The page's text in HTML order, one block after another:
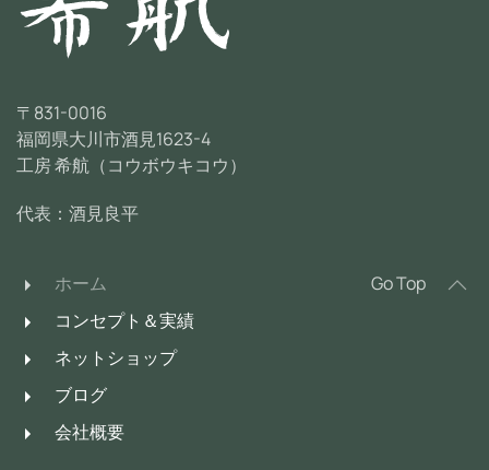
〒831-0016
福岡県大川市酒見1623-4
工房 希航（コウボウキコウ）
代表：酒見良平
ホーム
コンセプト＆実績
ネットショップ
ブログ
会社概要
Go Top